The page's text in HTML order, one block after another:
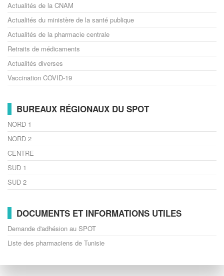
Actualités de la CNAM
Actualités du ministère de la santé publique
Actualités de la pharmacie centrale
Retraits de médicaments
Actualités diverses
Vaccination COVID-19
BUREAUX RÉGIONAUX DU SPOT
NORD 1
NORD 2
CENTRE
SUD 1
SUD 2
DOCUMENTS ET INFORMATIONS UTILES
Demande d'adhésion au SPOT
Liste des pharmaciens de Tunisie